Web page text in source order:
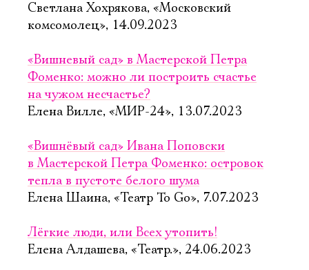
Светлана Хохрякова, «Московский
комсомолец», 14.09.2023
«Вишневый сад» в Мастерской Петра
Фоменко: можно ли построить счастье
на чужом несчастье?
Елена Вилле, «МИР-24», 13.07.2023
«Вишнёвый сад» Ивана Поповски
в Мастерской Петра Фоменко: островок
тепла в пустоте белого шума
Елена Шаина, «Театр To Go», 7.07.2023
Лёгкие люди, или Всех утопить!
Елена Алдашева, «Театр.», 24.06.2023